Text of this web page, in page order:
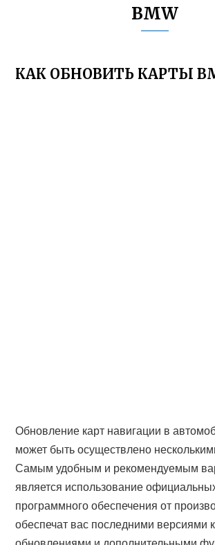
BMW
КАК ОБНОВИТЬ КАРТЫ
Обновление карт навигации в
может быть осуществлено
Самым удобным и рекомендуемым
является использование
программного обеспечения от
обеспечат вас последними версиями